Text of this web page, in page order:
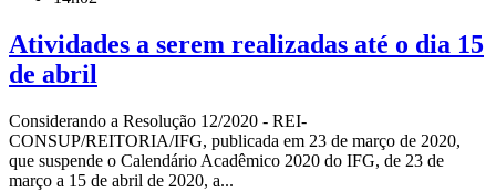
Atividades a serem realizadas até o dia 15
de abril
Considerando a Resolução 12/2020 - REI-
CONSUP/REITORIA/IFG, publicada em 23 de março de 2020,
que suspende o Calendário Acadêmico 2020 do IFG, de 23 de
março a 15 de abril de 2020, a...